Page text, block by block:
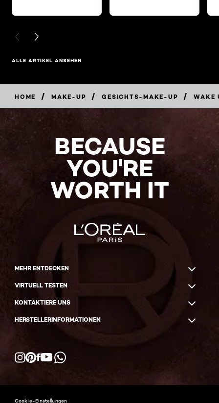
PREVIOUS CARD
NEXT CARD
ALLE ARTIKEL ANSEHEN
HOME / MAKE-UP / GESICHTS-MAKE-UP / WAKE
BECAUSE
YOU'RE
WORTH IT
MEHR ENTDECKEN
VIRTUELL TESTEN
KONTAKTIERE UNS
HERSTELLERINFORMATIONEN
Facebook
YouTube
Cookie-Einstellungen